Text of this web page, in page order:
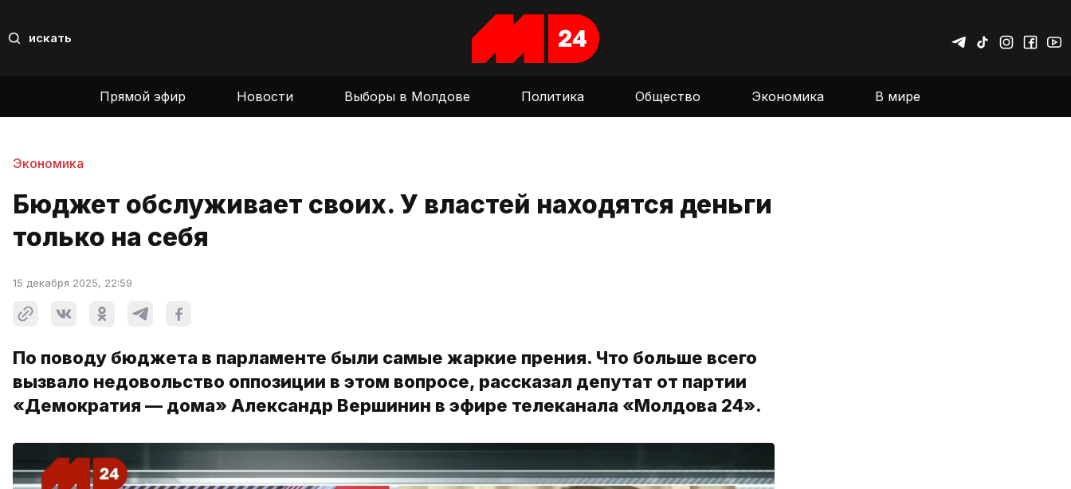
искать
Прямой эфир Новости Выборы в Молдове Политика Общество Экономика В мире
Экономика
Бюджет обслуживает своих. У властей находятся деньги
только на себя
15 декабря 2025, 22:59
По поводу бюджета в парламенте были самые жаркие прения. Что больше всего
вызвало недовольство оппозиции в этом вопросе, рассказал депутат от партии
«Демократия — дома» Александр Вершинин в эфире телеканала «Молдова 24».